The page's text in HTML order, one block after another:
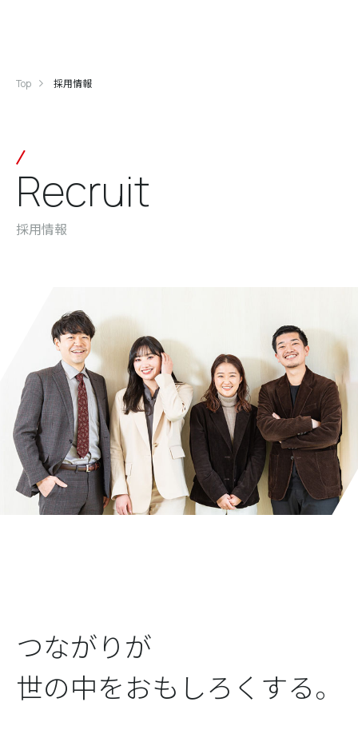
Top 採用情報
Recruit
採用情報
つながりが
世の中をおもしろくする。